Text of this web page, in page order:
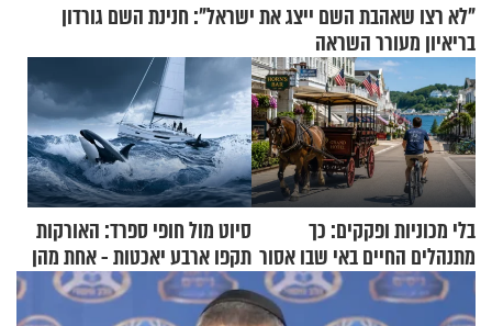
"לא רצו שאהבת השם ייצג את ישראל": חנינת השם גורדון
בריאיון מעורר השראה
בלי מכוניות ופקקים: כך
מתנהלים החיים באי שבו אסור
לנהוג כבר יותר מ-120 שנה
סיוט מול חופי ספרד: האורקות
תקפו ארבע יאכטות - אחת מהן
טבעה